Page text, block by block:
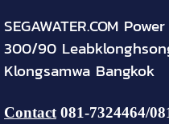
SEGAWATER.COM
300/90
Klongsamwa Bangkok
Contact 081-7324464/